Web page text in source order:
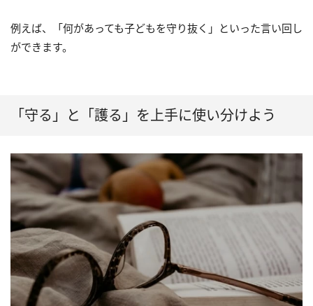
例えば、「何があっても子どもを守り抜く」といった言い回し
ができます。
「守る」と「護る」を上手に使い分けよう